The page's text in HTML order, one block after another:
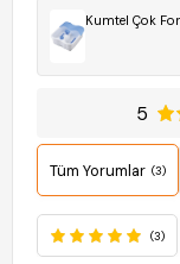
Kumtel Çok
5
Tüm Yorumlar (3)
(3)